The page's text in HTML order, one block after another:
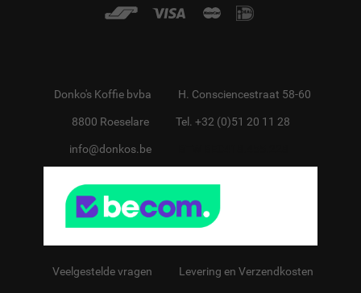
Donko's Koffie bvba H. Consciencestraat 58-60
8800 Roeselare Tel. +32 (0)51 20 11 28
info@donkos.be
Veelgestelde vragen Levering en Verzendkosten